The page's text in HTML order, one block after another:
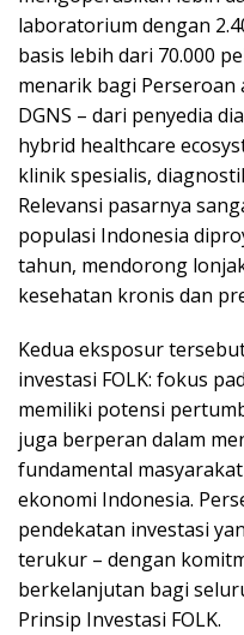
laboratorium dengan
basis lebih dari 70.000
menarik bagi
DGNS – dari penyedia
hybrid healthcare
klinik spesialis,
Relevansi pasarnya
populasi Indonesia
tahun, mendorong
kesehatan kronis dan
Kedua eksposur
investasi FOLK: fokus
memiliki potensi
juga berperan dalam
fundamental
ekonomi Indonesia.
pendekatan investasi
terukur – dengan
berkelanjutan bagi
Prinsip Investasi FOLK.